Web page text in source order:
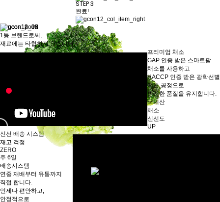
STEP 3
완료!
1등 브랜드로써,
재료에는 타협하지 않습니다.
프리미엄 채소
GAP 인증 받은 스마트팜
채소를 사용하고
HACCP 인증 받은 광학선별
기반 공정으로
안전한 품질을 유지합니다.
국내산
채소
신선도
UP
신선 배송 시스템
재고 걱정
ZERO
주 6일
배송시스템
연중 재배부터 유통까지
직접 합니다.
언제나 편안하고,
안정적으로